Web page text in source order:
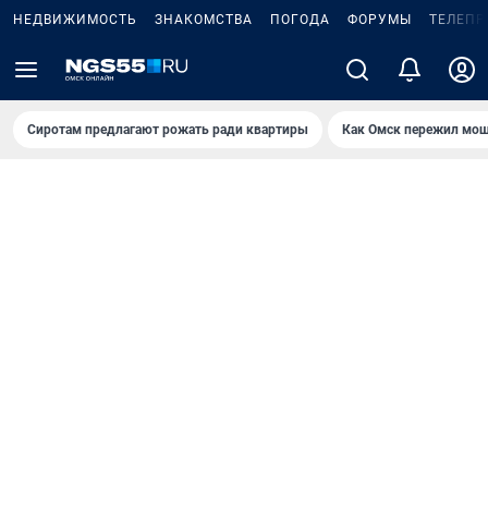
НЕДВИЖИМОСТЬ ЗНАКОМСТВА ПОГОДА ФОРУМЫ
Сиротам предлагают рожать ради квартиры Как Омск пережил